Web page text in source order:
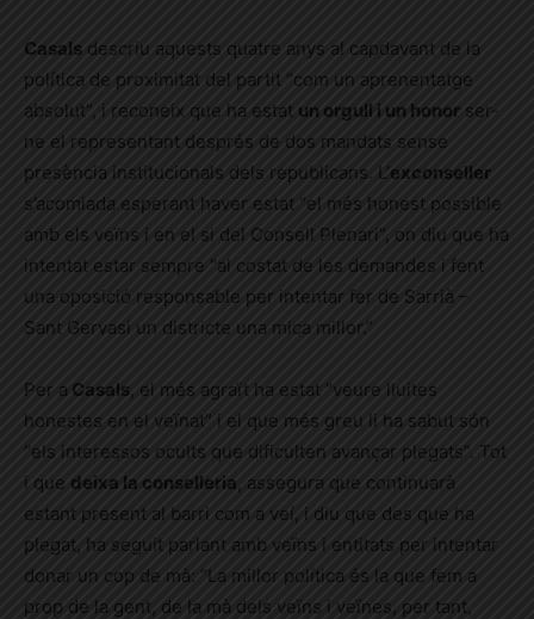
Casals descriu aquests quatre anys al capdavant de la
política de proximitat del partit “com un aprenentatge
absolut”, i reconeix que ha estat un orgull i un honor ser-
ne el representant després de dos mandats sense
presència institucionals dels republicans.
L’exconseller
s’acomiada esperant haver estat “el més honest possible
amb els veïns i en el si del Consell Plenari”, on diu que ha
intentat estar sempre “al costat de les demandes i fent
una oposició responsable per intentar fer de Sarrià –
Sant Gervasi un districte una mica millor.”
Per a Casals, el més agraït ha estat “veure lluites
honestes en el veïnat” i el que més greu li ha sabut són
“els interessos ocults que dificulten avançar plegats”. Tot
i que deixa la conselleria , assegura que continuarà
estant present al barri com a veí, i diu que des que ha
plegat, ha seguit parlant amb veïns i entitats per intentar
donar un cop de mà: “La millor política és la que fem a
prop de la gent, de la mà dels veïns i veïnes, per tant,